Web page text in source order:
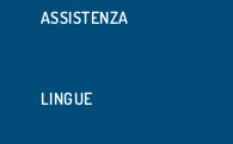
ASSISTENZA
LINGUE